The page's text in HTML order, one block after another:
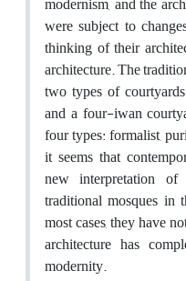
were subject to
thinking of their
architecture. The
two types of
and a four-iwan
four types: formalist,
it seems that
new interpretation
traditional mosques
most cases, they have
architecture has
modernity.